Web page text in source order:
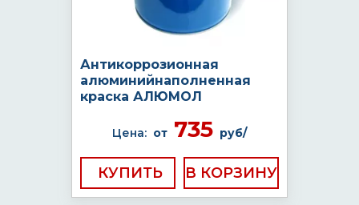
Антикоррозионная
алюминийнаполненная
краска АЛЮМОЛ
Цена: от 735 руб/
КУПИТЬ